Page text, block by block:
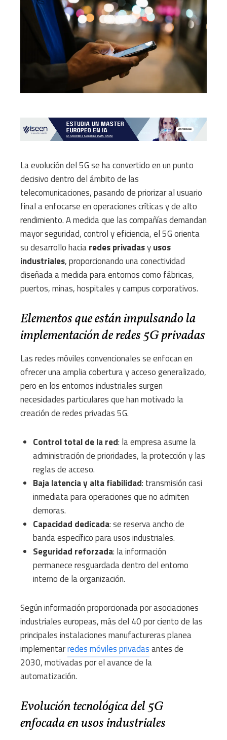
La evolución del 5G se ha convertido en un punto
decisivo dentro del ámbito de las
telecomunicaciones, pasando de priorizar al usuario
final a enfocarse en operaciones críticas y de alto
rendimiento. A medida que las compañías demandan
mayor seguridad, control y eficiencia, el 5G orienta
su desarrollo haciaredes privadasyusos
industriales, proporcionando una conectividad
diseñada a medida para entornos como fábricas,
puertos, minas, hospitales y campus corporativos.
Elementos que están impulsando la
implementación de redes 5G privadas
Las redes móviles convencionales se enfocan en
ofrecer una amplia cobertura y acceso generalizado,
pero en los entornos industriales surgen
necesidades particulares que han motivado la
creación de redes privadas 5G.
Control total de la red: la empresa asume la
administración de prioridades, la protección y las
reglas de acceso.
Baja latencia y alta fiabilidad: transmisión casi
inmediata para operaciones que no admiten
demoras.
Capacidad dedicada: se reserva ancho de
banda específico para usos industriales.
Seguridad reforzada: la información
permanece resguardada dentro del entorno
interno de la organización.
Según información proporcionada por asociaciones
industriales europeas, más del 40 por ciento de las
principales instalaciones manufactureras planea
implementarredes móviles privadasantes de
2030, motivadas por el avance de la
automatización.
Evolución tecnológica del 5G
enfocada en usos industriales